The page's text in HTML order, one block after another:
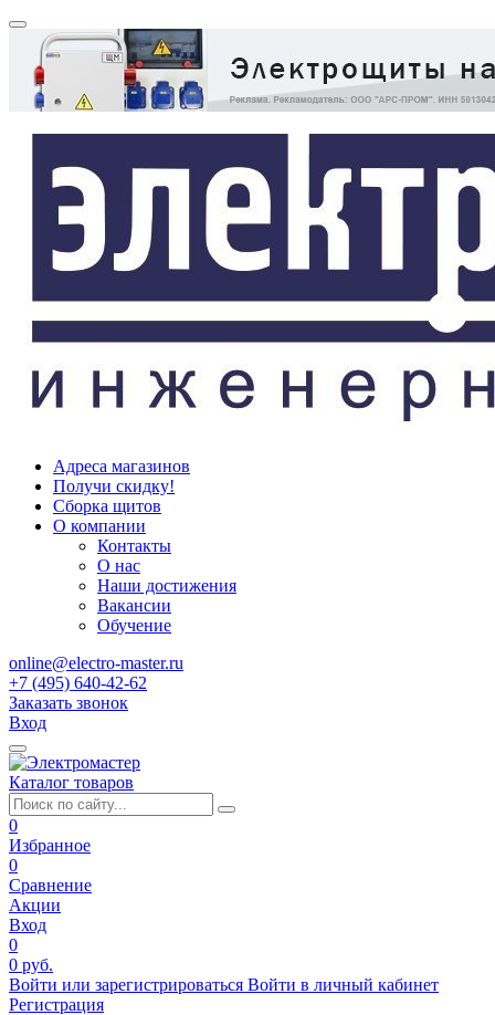
Адреса магазинов
Получи скидку!
Сборка щитов
О компании
Контакты
О нас
Наши достижения
Вакансии
Обучение
online@electro-master.ru
+7 (495) 640-42-62
Заказать звонок
Вход
Каталог товаров
0
Избранное
0
Сравнение
Акции
Вход
0
0 руб.
Войти или зарегистрироваться Войти в личный кабинет
Регистрация